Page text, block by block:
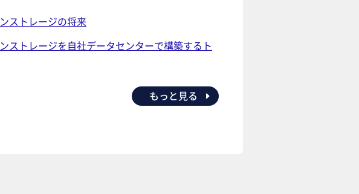
ストレージの将来
トレージを自社データセンターで構築するト
もっと見る